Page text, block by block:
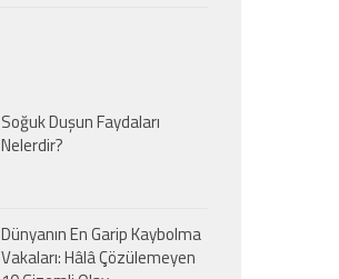
Soğuk Duşun Faydaları
Nelerdir?
Dünyanın En Garip Kaybolma
Vakaları: Hâlâ Çözülemeyen